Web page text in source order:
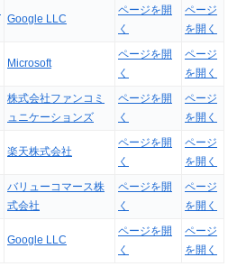
Google LLC
ページを開
く
ページ
を開く
Microsoft
ページを開
く
ページ
を開く
株式会社ファンコミ
ュニケーションズ
ページを開
く
ページ
を開く
楽天株式会社
ページを開
く
ページ
を開く
バリューコマース株
式会社
ページを開
く
ページ
を開く
Google LLC
ページを開
く
ページ
を開く